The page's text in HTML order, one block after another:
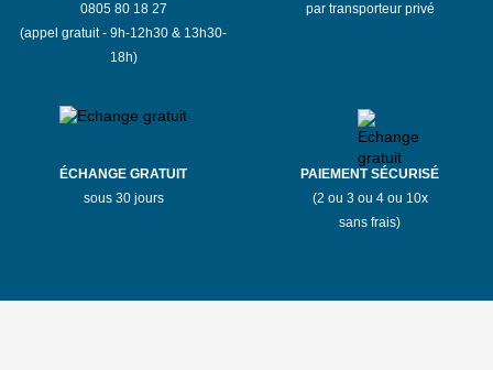
0805 80 18 27
(appel gratuit - 9h-12h30 & 13h30-
18h)
par transporteur privé
ÉCHANGE GRATUIT
sous 30 jours
PAIEMENT SÉCURISÉ
(2 ou 3 ou 4 ou 10x
sans frais)